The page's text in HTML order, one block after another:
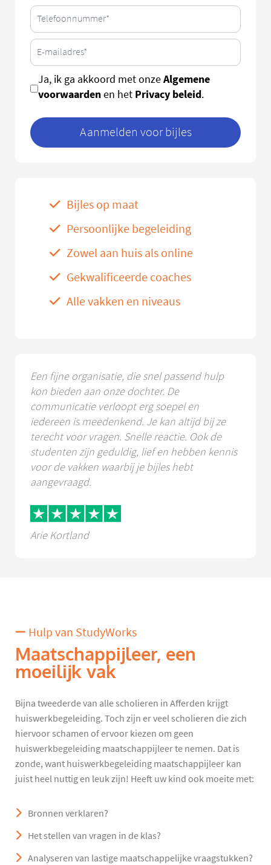
Ja, ik ga akkoord met onzeAlgemene
voorwaardenen het Privacy beleid.
Aanmelden voor bijles
Bijles op maat
Persoonlijke begeleiding
Zowel aan huis als online
Gekwalificeerde coaches
Alle vakken en niveaus
Een fijne organisatie, die snel passend hulp
kon bieden aan onze dochter. De
communicatie verloopt erg soepel en
iedereen is meedenkend. Je kan altijd bij ze
terecht voor vragen. Snelle reactie. Ook de
studenten zijn geduldig, lief en hebben kennis
voor de vakken waarbij je bijles hebt
aangevraagd.
Arie Kortland
Hulp van StudyWorks
Maatschappijleer, een
moeilijk vak
Bijna tweederde van alle scholieren in Afferden krijgt
huiswerkbegeleiding. Toch zijn er veel scholieren die zich
hiervoor schamen of ervoor kiezen om geen
huiswerkbegeleiding maatschappijleer te nemen. Dat is
zonde, want huiswerkbegeleiding maatschappijleer kan
juist heel nuttig en leuk zijn! Heeft uw kind ook moeite met:
Bronnen verklaren?
Het stellen van vragen in de klas?
Analyseren van lastige maatschappelijke vraagstukken?